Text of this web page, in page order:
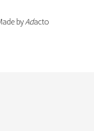
by Adacto